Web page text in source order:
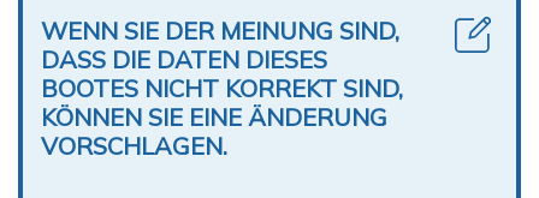
WENN SIE DER MEINUNG SIND,
DASS DIE DATEN DIESES
BOOTES NICHT KORREKT SIND,
KÖNNEN SIE EINE ÄNDERUNG
VORSCHLAGEN.